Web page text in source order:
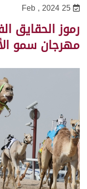
25 Feb , 2024
رموز الحقايق
مهرجان سمو